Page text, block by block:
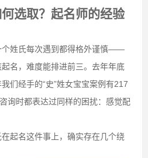
选取？起名师的经验
个姓氏每次遇到都得格外谨慎——
名，难度能排进前三。去年年底
们经手的“史”姓女宝宝案例有217
询时都表达过同样的困扰：感觉配
起名这件事上，确实存在几个绕